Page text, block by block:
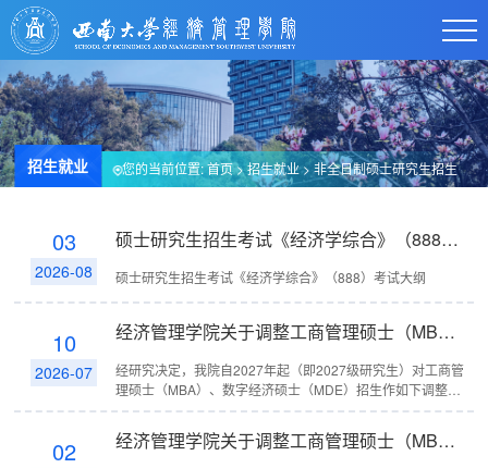
招生就业 您的当前位置:首页> 招生就业 >非全日制硕士研究生招生
03
2026-08
硕士研究生招生考试《经济学综合》（888）考试大纲
硕士研究生招生考试《经济学综合》（888）考试大纲
10
2026-07
经济管理学院关于调整工商管理硕士（MBA）学制及数字经济硕士（MDE）研究生招生考试初试科目的公告
经研究决定，我院自2027年起（即2027级研究生）对工商管
理硕士（MBA）、数字经济硕士（MDE）招生作如下调整：
1.工商管理硕士（专业代码：125100）：基本学制调整为2
年，学费6.3万元/...
02 经济管理学院关于调整工商管理硕士（MBA）学制及数字经济硕士（MDE）研究生招生考试初试科目的公告